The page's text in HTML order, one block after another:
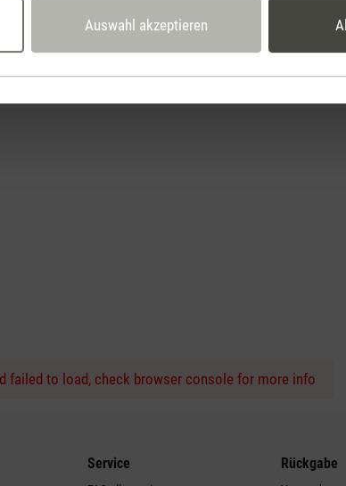
Auswahl akzeptieren
Widerrufsrecht
eigenem
failed to load, check browser console for more info
Service Rückgabe